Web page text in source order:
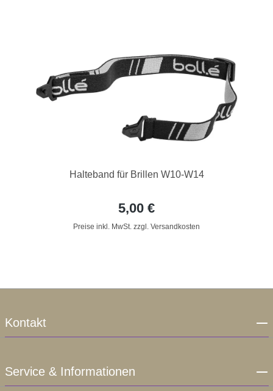
Halteband für Brillen W10-W14
5,00 €
Preise inkl. MwSt. zzgl. Versandkosten
Kontakt
Service & Informationen